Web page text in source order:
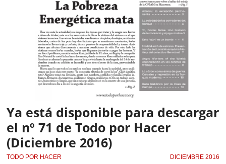
Ya está disponible para descargar
el nº 71 de Todo por Hacer
(Diciembre 2016)
TODO POR HACER DICIEMBRE 2016